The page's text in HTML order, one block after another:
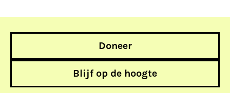
Doneer
Blijf op de hoogte